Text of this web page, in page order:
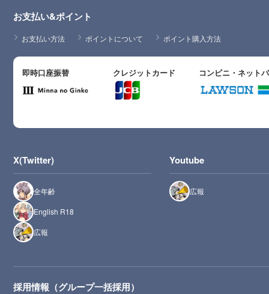
お支払い&ポイント
お支払い方法 ポイントについて ポイント購入方法
即時口座振替 クレジットカード コンビニ・ネット
X(Twitter)
全年齢
English R18
広報
Youtube
広報
採用情報（グループ一括採用）